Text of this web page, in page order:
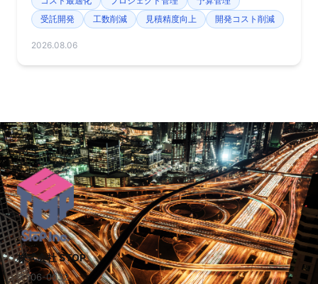
受託開発
工数削減 見積精度向上 開発コスト削減
2026.08.06
株式会社 STOP
〒106-0032